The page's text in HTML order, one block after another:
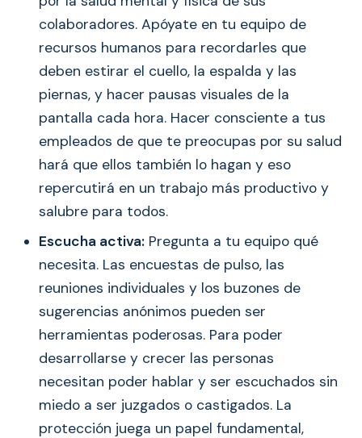
colaboradores. Apóyate en tu equipo de
recursos humanos para recordarles que
deben estirar el cuello, la espalda y las
piernas, y hacer pausas visuales de la
pantalla cada hora. Hacer consciente a tus
empleados de que te preocupas por su salud
hará que ellos también lo hagan y eso
repercutirá en un trabajo más productivo y
salubre para todos.
Escucha activa: Pregunta a tu equipo qué
necesita. Las encuestas de pulso, las
reuniones individuales y los buzones de
sugerencias anónimos pueden ser
herramientas poderosas. Para poder
desarrollarse y crecer las personas
necesitan poder hablar y ser escuchados sin
miedo a ser juzgados o castigados. La
protección juega un papel fundamental,